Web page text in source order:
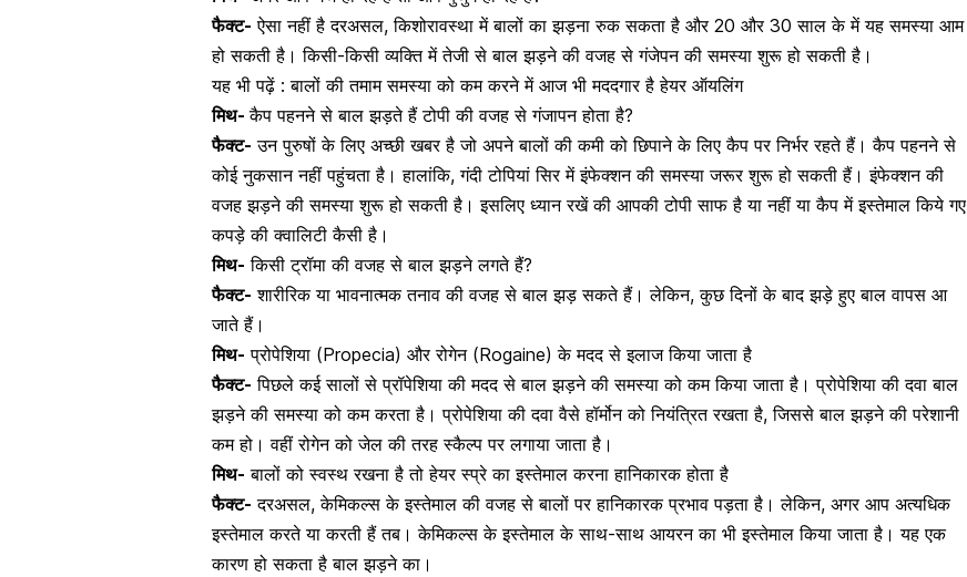
फैक्ट- ऐसा नहीं है दरअसल, किशोरावस्था में बालों का झड़ना रुक सकता है और 20 और 30 साल के में यह समस्या आम
हो सकती है। किसी-किसी व्यक्ति में तेजी से बाल झड़ने की वजह से गंजेपन की समस्या शुरू हो सकती है।
यह भी पढ़ें :बालों की तमाम समस्या को कम करने में आज भी मददगार है हेयर ऑयलिंग
मिथ-कैप पहनने से बाल झड़ते हैं टोपी की वजह से गंजापन होता है?
फैक्ट- उन पुरुषों के लिए अच्छी खबर है जो अपने बालों की कमी को छिपाने के लिए कैप पर निर्भर रहते हैं। कैप पहनने से
कोई नुकसान नहीं पहुंचता है। हालांकि, गंदी टोपियां सिर में इंफेक्शन की समस्या जरूर शुरू हो सकती हैं।इंफेक्शनकी
वजह झड़ने की समस्या शुरू हो सकती है। इसलिए ध्यान रखें की आपकी टोपी साफ है या नहीं या कैप में इस्तेमाल किये गए
कपड़े की क्वालिटी कैसी है।
मिथ- किसी ट्रॉमा की वजह से बाल झड़ने लगते हैं?
फैक्ट- शारीरिक या भावनात्मकतनाव की वजह से बाल झड़ सकते हैं। लेकिन, कुछ दिनों के बाद झड़े हुए बाल वापस आ
जाते हैं।
मिथ- प्रोपेशिया (Propecia) और रोगेन (Rogaine) के मदद से इलाज किया जाता है
फैक्ट- पिछले कई सालों से प्रॉपेशिया की मदद से बाल झड़ने की समस्या को कम किया जाता है। प्रोपेशिया की दवा बाल
झड़ने की समस्या को कम करता है। प्रोपेशिया की दवा वैसे हॉर्मोन को नियंत्रित रखता है, जिससे बाल झड़ने की परेशानी
कम हो। वहीं रोगेन को जेल की तरह स्कैल्प पर लगाया जाता है।
मिथ- बालों को स्वस्थ रखना है तो हेयर स्प्रे का इस्तेमाल करना हानिकारक होता है
फैक्ट- दरअसल, केमिकल्स के इस्तेमाल की वजह से बालों पर हानिकारक प्रभाव पड़ता है। लेकिन, अगर आप अत्यधिक
इस्तेमाल करते या करती हैं तब। केमिकल्स के इस्तेमाल के साथ-साथ आयरन का भी इस्तेमाल किया जाता है। यह एक
कारण हो सकता है बाल झड़ने का।